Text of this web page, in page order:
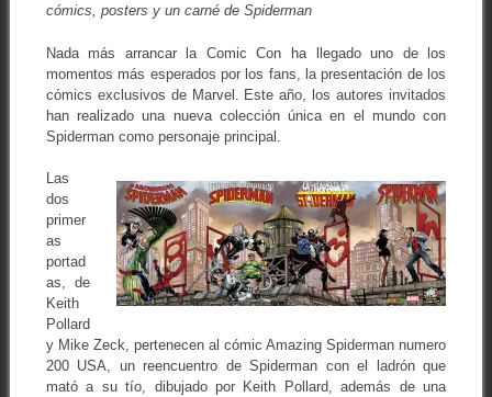
cómics, posters y un carné de Spiderman
Nada más arrancar la Comic Con ha llegado uno de los
momentos más esperados por los fans, la presentación de los
cómics exclusivos de Marvel. Este año, los autores invitados
han realizado una nueva colección única en el mundo con
Spiderman como personaje principal.
Las
dos
primer
as
portad
as, de
Keith
Pollard
y Mike Zeck, pertenecen al cómic Amazing Spiderman numero
200 USA, un reencuentro de Spiderman con el ladrón que
mató a su tío, dibujado por Keith Pollard, además de una